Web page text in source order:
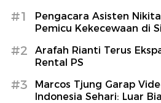
#1
Pengacara Asisten
Pemicu Kekecewaan di
#2
Arafah Rianti Terus
Rental PS
#3
Marcos Tjung Garap
Indonesia Sehari: Luar